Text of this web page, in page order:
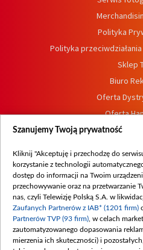
Polityka
Polityka
Sklep
Biuro
Oferta
Oferta
Procedura
Szanujemy Twoją prywatność
Kliknij "Akceptuję i przechodzę do
korzystanie z technologii
dostęp do informacji na Twoim
przechowywanie oraz na przetwarzanie
nas, czyli Telewizję Polską S.A. w
Zaufanych Partnerów z IAB* (1201 firm)
Partnerów TVP (93 firm) , w celach
zautomatyzowanego dopasowania
mierzenia ich skuteczności) i